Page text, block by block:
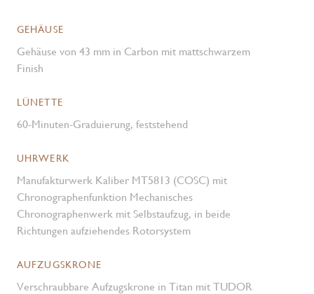
GEHÄUSE
Gehäuse von 43 mm in Carbon mit mattschwarzem
Finish
LÜNETTE
60-Minuten-Graduierung, feststehend
UHRWERK
Manufakturwerk Kaliber MT5813 (COSC) mit
Chronographen­funktion Mechanisches
Chronographenwerk mit Selbstaufzug, in beide
Richtungen aufziehendes Rotorsystem
AUFZUGSKRONE
Verschraubbare Aufzugskrone in Titan mit TUDOR